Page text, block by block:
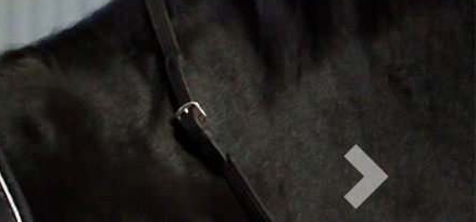
Next